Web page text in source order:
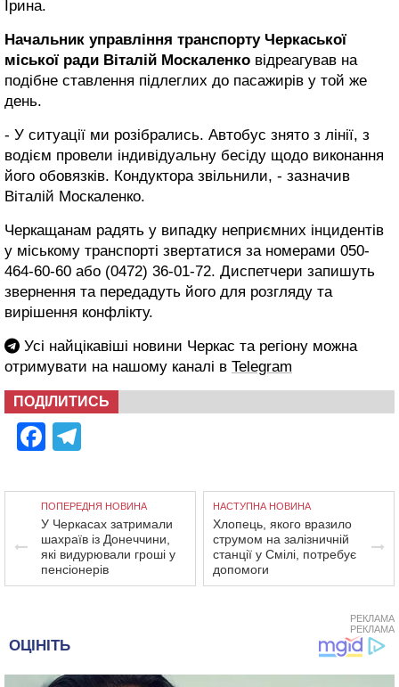
Ірина.
Начальник управління транспорту Черкаської
міської ради Віталій Москаленко відреагував на
подібне ставлення підлеглих до пасажирів у той же
день.
- У ситуації ми розібрались. Автобус знято з лінії, з
водієм провели індивідуальну бесіду щодо виконання
його обовязків. Кондуктора звільнили, - зазначив
Віталій Москаленко.
Черкащанам радять у випадку неприємних інцидентів
у міському транспорті звертатися за номерами 050-
464-60-60 або (0472) 36-01-72. Диспетчери запишуть
звернення та передадуть його для розгляду та
вирішення конфлікту.
Усі найцікавіші новини Черкас та регіону можна
отримувати на нашому каналі в Telegram
ПОДІЛИТИСЬ
Facebook
ПОПЕРЕДНЯ НОВИНА
У Черкасах затримали
шахраїв із Донеччини,
які видурювали гроші у
пенсіонерів
НАСТУПНА НОВИНА
Хлопець, якого вразило
струмом на залізничній
станції у Смілі, потребує
допомоги
РЕКЛАМА
РЕКЛАМА